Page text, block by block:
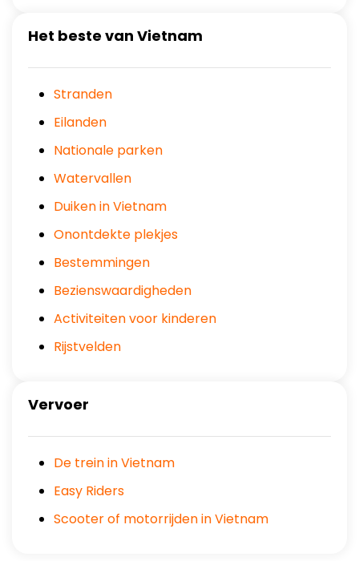
Het beste van Vietnam
Stranden
Eilanden
Nationale parken
Watervallen
Duiken in Vietnam
Onontdekte plekjes
Bestemmingen
Bezienswaardigheden
Activiteiten voor kinderen
Rijstvelden
Vervoer
De trein in Vietnam
Easy Riders
Scooter of motorrijden in Vietnam